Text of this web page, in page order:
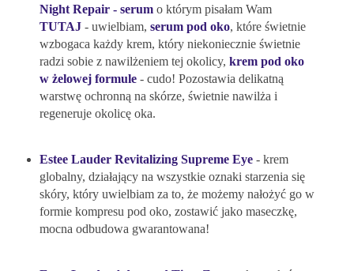
Night Repair - serumo którym pisałam Wam
TUTAJ- uwielbiam, serum pod oko, które świetnie
wzbogaca każdy krem, który niekoniecznie świetnie
radzi sobie z nawilżeniem tej okolicy, krem pod oko
w żelowej formule- cudo! Pozostawia delikatną
warstwę ochronną na skórze, świetnie nawilża i
regeneruje okolicę oka.
Estee Lauder Revitalizing Supreme Eye- krem
globalny, działający na wszystkie oznaki starzenia się
skóry, który uwielbiam za to, że możemy nałożyć go w
formie kompresu pod oko, zostawić jako maseczkę,
mocna odbudowa gwarantowana!